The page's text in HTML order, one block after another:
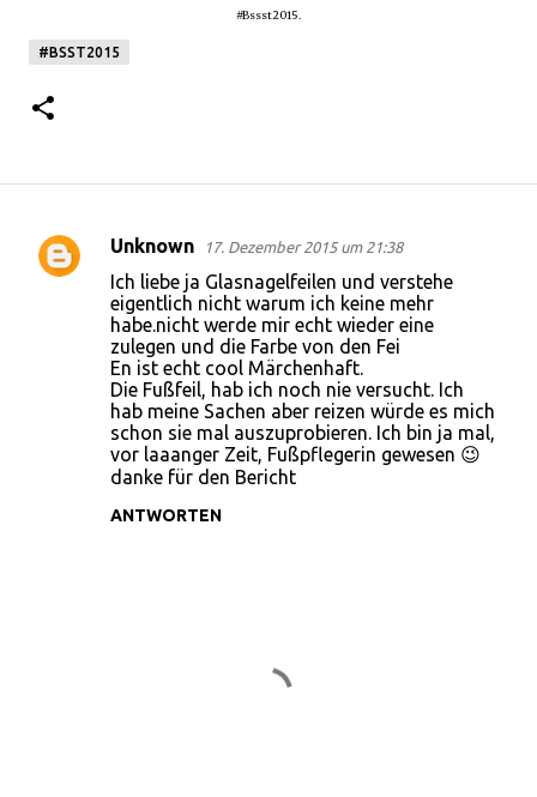
#Bssst2015.
#BSST2015
K
Unknown 17. Dezember 2015 um 21:38
Ich liebe ja Glasnagelfeilen und verstehe
eigentlich nicht warum ich keine mehr
habe.nicht werde mir echt wieder eine
zulegen und die Farbe von den Fei
En ist echt cool Märchenhaft.
Die Fußfeil, hab ich noch nie versucht. Ich
hab meine Sachen aber reizen würde es mich
schon sie mal auszuprobieren. Ich bin ja mal,
vor laaanger Zeit, Fußpflegerin gewesen 😉
danke für den Bericht
ANTWORTEN